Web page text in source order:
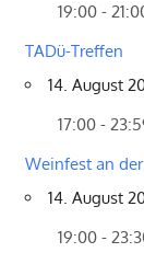
19:00 -
TADü-Treffen
14. August
17:00 -
Weinfest an
14. August
19:00 -